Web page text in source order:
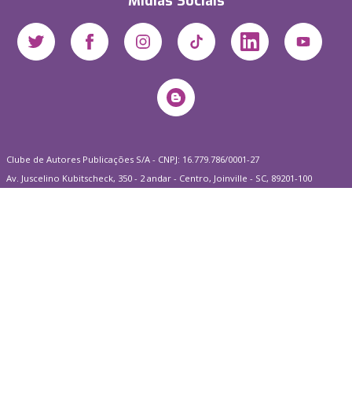
Clube de Autores Publicações S/A - CNPJ: 16.779.786/0001-27
Av. Juscelino Kubitscheck, 350 - 2 andar - Centro, Joinville - SC, 89201-100